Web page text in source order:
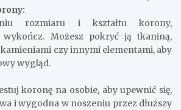
rozmiaru i kształtu korony,
wykończ. Możesz pokryć ją tkaniną,
czy innymi elementami, aby
wygląd.
koronę na osobie, aby upewnić się,
i wygodna w noszeniu przez dłuższy